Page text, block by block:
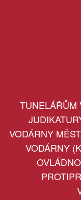
TUNELÁŘŮM
VODÁRNY
VODÁRNY